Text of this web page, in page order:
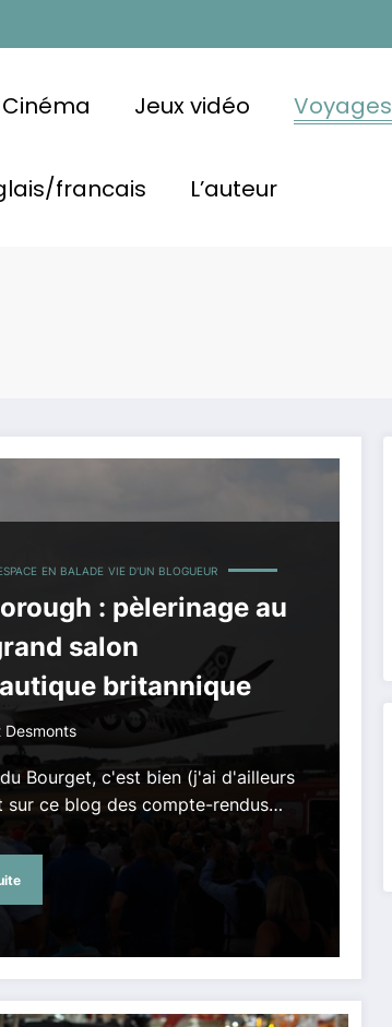
Cinéma Jeux vidéo Voyages
francais L’auteur
EN BALADE VIE D'UN BLOGUEUR
: pèlerinage au
salon
britannique
Desmonts
Bourget, c'est bien (j'ai d'ailleurs
sur ce blog des compte-rendus…